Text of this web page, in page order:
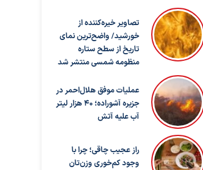
تصاویر خیره‌کننده از
خورشید/ واضح‌ترین نمای
تاریخ از سطح ستاره
منظومه شمسی منتشر شد
عملیات موفق هلال‌احمر در
جزیره آشوراده؛ ۴۰ هزار لیتر
آب علیه آتش
راز عجیب چاقی؛ چرا با
وجود کم‌خوری وزن‌تان